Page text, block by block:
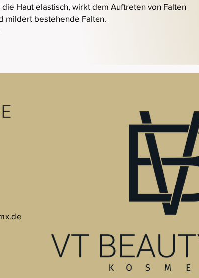
die Haut elastisch, wirkt dem Auftreten von Falten
mildert bestehende Falten.